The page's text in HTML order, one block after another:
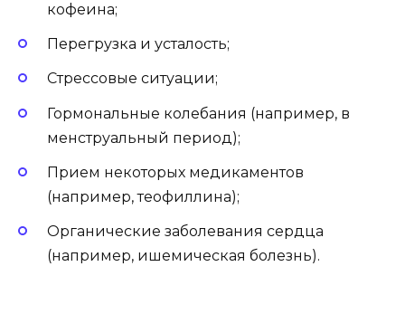
кофеина;
Перегрузка и усталость;
Стрессовые ситуации;
Гормональные колебания (например, в
менструальный период);
Прием некоторых медикаментов
(например, теофиллина);
Органические заболевания сердца
(например, ишемическая болезнь).